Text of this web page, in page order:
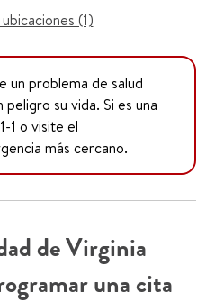
(1)
un problema de salud
su vida. Si es una
1 o visite el
más cercano.
de Virginia
una cita